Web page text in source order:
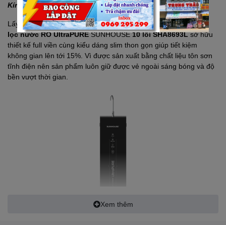
Kính cường lực full viền, hiện đại, dễ vệ sinh
Lấy cảm hứng từ vẻ đẹp không giới hạn của thời đại mới,máy
lọc nước RO UltraPURE SUNHOUSE 10 lõi SHA8693Lsở hữu
thiết kế full viền cùng kiểu dáng slim thon gọn giúp tiết kiệm
không gian lên tới 15%. Vì được sản xuất bằng chất liệu tôn sơn
tĩnh điện nên sản phẩm luôn giữ được vẻ ngoài sáng bóng và độ
bền vượt thời gian.
Xem thêm